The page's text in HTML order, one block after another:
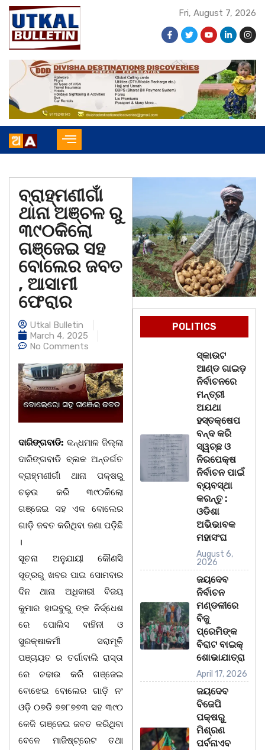
Fri, August 7, 2026
ବ୍ରାହ୍ମଣୀଗାଁ
ଥାନା ଅଞ୍ଚଳ ରୁ
୩୯୦କିଲୋ
ଗଞ୍ଜେଇ ସହ
ବୋଲେର ଜବତ
, ଆସାମୀ
ଫେରାର
Utkal Bulletin
March 4, 2025
No Comments
ଦାରିଙ୍ଗବାଡି: କନ୍ଧମାଳ ଜିଲ୍ଲା
ଦାରିଙ୍ଗବାଡି ବ୍ଲକ ଅନ୍ତର୍ଗତ
ବ୍ରାହ୍ମଣୀଗାଁ ଥାନା ପକ୍ଷରୁ
ଚଢ଼ଉ କରି ୩୯୦କିଲୋ
ଗଞ୍ଜେଇ ସହ ଏକ ବୋଲେର
ଗାଡ଼ି ଜବତ କରିଥିବା ଜଣା ପଡ଼ିଛି
।
ସୂଚନା ଅନୁଯାୟୀ କୌଣସି
ସୂତ୍ରରୁ ଖବର ପାଇ ସୋମବାର
ଦିନ ଥାନା ଅଧିକାରୀ ବିଜୟ
କୁମାର ହାଇବୁରୁ ଙ୍କ ନିର୍ଦ୍ଧେଶ
ରେ ପୋଲିସ ବାହିନୀ ଓ
ସୁରକ୍ଷାକର୍ମୀ ସରାମୂଳି
ପଞ୍ଚାୟତ ର ତର୍ଗାବାଲି ରାସ୍ତା
ରେ ଚଢାଉ କରି ଗଞ୍ଜେଇ
ବୋଝେଇ ବୋଲେର ଗାଡ଼ି ନଂ
ଓଡ଼ି ୦୭ଡି ୭୭୮୭୭୩ ସହ ୩୯୦
କେଜି ଗଞ୍ଜେଇ ଜବତ କରିଥିବା
ବେଳେ ମାଜିଷ୍ଟ୍ରେଟ ତଥା
POLITICS
ସ୍କାଉଟ
ଆଣ୍ଡ ଗାଇଡ଼
ନିର୍ବାଚନରେ
ମନ୍ତ୍ରୀ
ଅଯଥା
ହସ୍ତକ୍ଷେପ
ବନ୍ଦ କରି
ସ୍ୱଚ୍ଛ ଓ
ନିରପେକ୍ଷ
ନିର୍ବାଚନ ପାଇଁ
ବ୍ୟବସ୍ଥା
କରନ୍ତୁ :
ଓଡିଶା
ଅଭିଭାବକ
ମହାସଂଘ
August 6,
2026
ଜୟଦେବ
ନିର୍ବାଚନ
ମଣ୍ଡଳୀରେ
ବିଜୁ
ପ୍ରେମିଙ୍କ
ବିରାଟ ବାଇକ୍
ଶୋଭାଯାତ୍ରା
April 17, 2026
ଜୟଦେବ
ବିଜେପି
ପକ୍ଷରୁ
ମିଶ୍ରଣ
ପର୍ବନାଏବ